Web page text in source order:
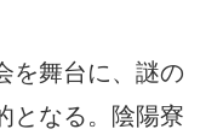
を舞台に、謎の
となる。陰陽寮